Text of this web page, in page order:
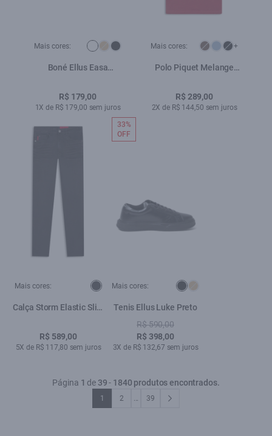
Mais cores:
Boné Ellus Easa
R$ 179,00
1X de R$ 179,00 sem juros
Mais cores: +
Polo Piquet Melange
R$ 289,00
2X de R$ 144,50 sem juros
Mais cores:
Calça Storm Elastic Slim
R$ 589,00
5X de R$ 117,80 sem juros
Mais cores:
Tenis Ellus Luke Preto
R$ 590,00
R$ 398,00
3X de R$ 132,67 sem juros
33%
OFF
Página 1 de 39- 1840 produtos encontrados.
1 2 ... 39